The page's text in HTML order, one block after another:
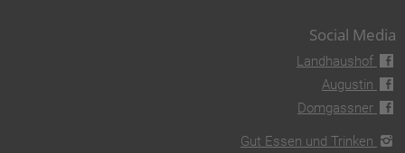
Social Media
Landhaushof
Augustin
Domgassner
Gut Essen und Trinken